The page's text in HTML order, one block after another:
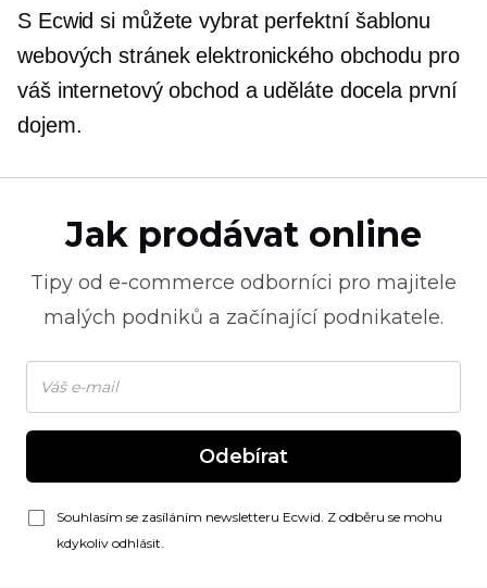
S Ecwid si můžete vybrat perfektní šablonu
webových stránek elektronického obchodu pro
váš internetový obchod a uděláte docela první
dojem.
Jak prodávat online
Tipy od e-commerce odborníci pro majitele
malých podniků a začínající podnikatele.
Odebírat
Souhlasím se zasíláním newsletteru Ecwid. Z odběru se mohu
kdykoliv odhlásit.